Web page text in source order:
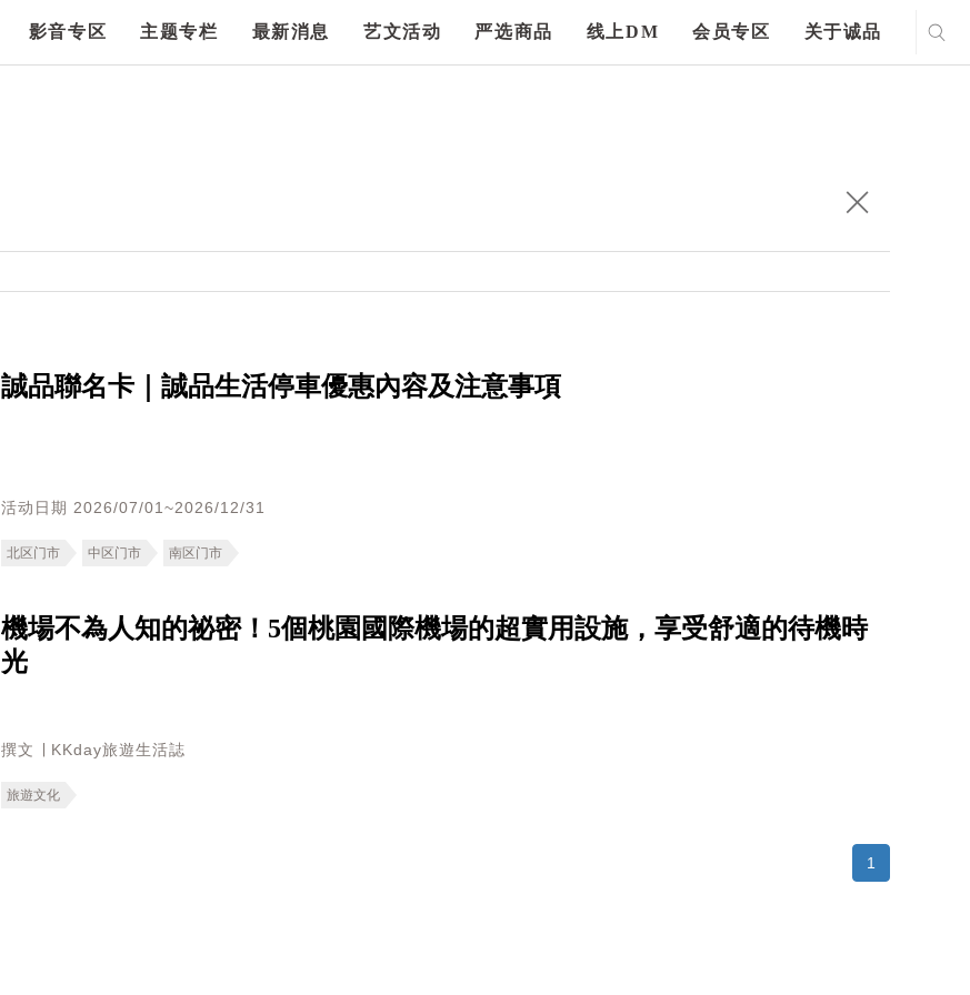
影音专区 主题专栏 最新消息 艺文活动 严选商品 线上DM 会员专区 关于诚品
誠品聯名卡｜誠品生活停車優惠內容及注意事項
活动日期 2026/07/01~2026/12/31
北区门市 中区门市 南区门市
機場不為人知的祕密！5個桃園國際機場的超實用設施，享受舒適的待機時
光
撰文 ∣ KKday旅遊生活誌
旅遊文化
1